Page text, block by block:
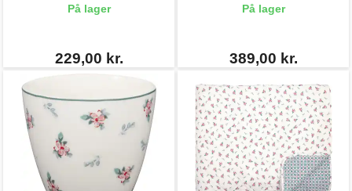
På lager
229,00 kr.
På lager
389,00 kr.